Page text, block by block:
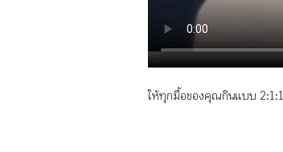
ให้ทุกมื้อของคุณกินแบบ